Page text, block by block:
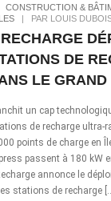
CONSTRUCTION &
| PAR LOUIS
DE
LE GRAND
un cap
de recharge ultra-
points de charge en
passent à 180 kW
annonce le
stations de recharge